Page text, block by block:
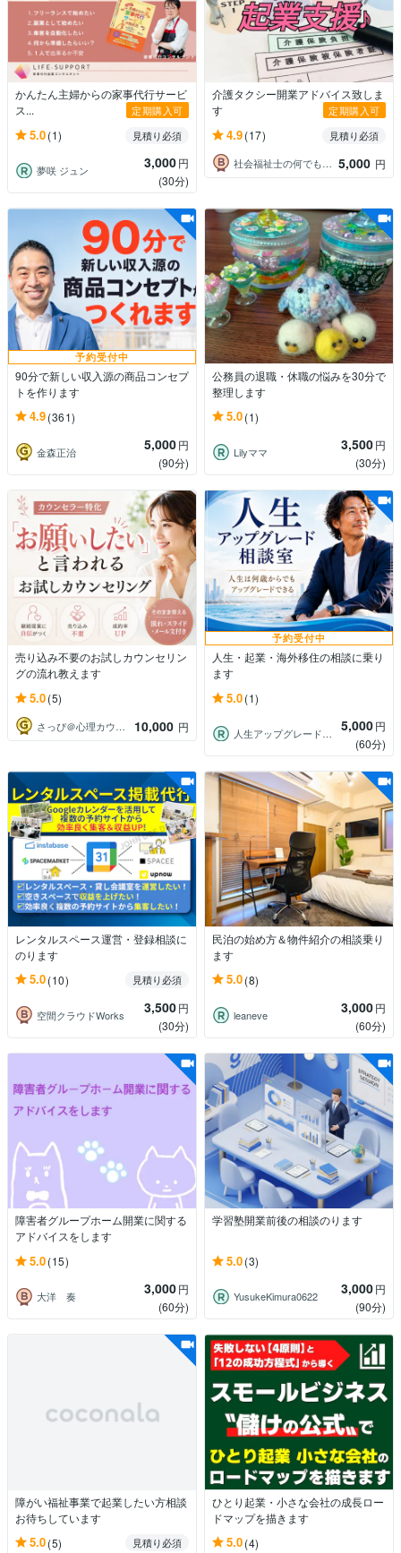
かんたん主婦からの家事代行サービ
ス...
定期購入可
5.0(1) 見積り必須
夢咲 ジュン 3,000円
(30分)
介護タクシー開業アドバイス致しま
す
定期購入可
4.9(17)
見積り必須
社会福祉士の何でも相談窓口
5,000 円
予約受付中
90分で新しい収入源の商品コンセプ
トを作ります
4.9(361)
金森正治 5,000円
(90分)
公務員の退職・休職の悩みを30分で
整理します
5.0(1)
Lilyママ 3,500円
(30分)
売り込み不要のお試しカウンセリン
グの流れ教えます
5.0(5)
さっぴ＠心理カウンセラー起業サポート 10,000 円
予約受付中
人生・起業・海外移住の相談に乗り
ます
5.0(1)
人生アップグレード相談室 5,000円
(60分)
レンタルスペース運営・登録相談に
のります
5.0(10) 見積り必須
空間クラウドWorks 3,500円
(30分)
民泊の始め方＆物件紹介の相談乗り
ます
5.0(8)
leaneve 3,000円
(60分)
障害者グループホーム開業に関する
アドバイスをします
5.0(15)
大洋 奏 3,000円
(60分)
学習塾開業前後の相談のります
5.0(3)
YusukeKimura0622 3,000円
(90分)
障がい福祉事業で起業したい方相談
お待ちしています
5.0(5) 見積り必須
ひとり起業・小さな会社の成長ロー
ドマップを描きます
5.0(4)